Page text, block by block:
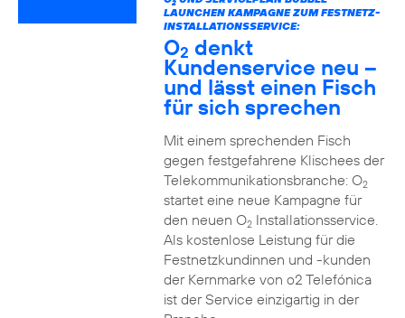
2
LAUNCHEN KAMPAGNE ZUM FESTNETZ-
INSTALLATIONSSERVICE:
O2 denkt
Kundenservice neu –
und lässt einen Fisch
für sich sprechen
Mit einem sprechenden Fisch
gegen festgefahrene Klischees der
Telekommunikationsbranche: O2
startet eine neue Kampagne für
den neuen O2Installationsservice.
Als kostenlose Leistung für die
Festnetzkundinnen und -kunden
der Kernmarke von o2 Telefónica
ist der Service einzigartig in der